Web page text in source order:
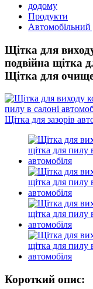
додому
Продукти
Автомобільний
Щітка для
подвійна щітка
Щітка для
Короткий опис: